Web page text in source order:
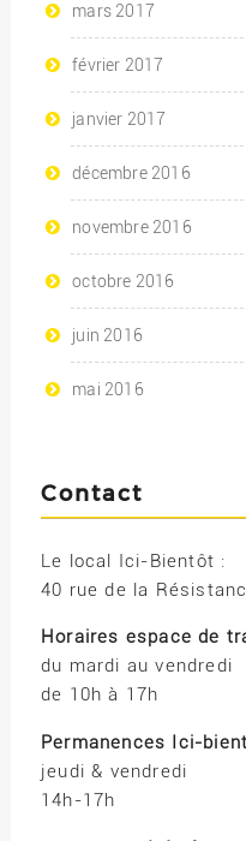
mars 2017
février 2017
janvier 2017
décembre 2016
novembre 2016
octobre 2016
juin 2016
mai 2016
Contact
Le local Ici-Bientôt :
40 rue de la
Horaires espace de
du mardi au vendredi
de 10h à 17h
Permanences Ici-
jeudi & vendredi
14h-17h